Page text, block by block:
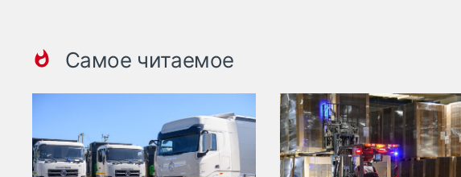
Самое читаемое